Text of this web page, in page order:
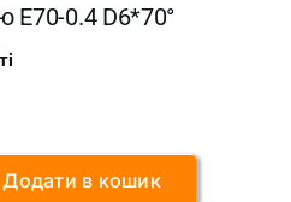
E70-0.4 D6*70°
Додати в кошик